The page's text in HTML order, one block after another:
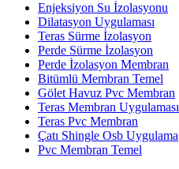
Enjeksiyon Su İzolasyonu
Dilatasyon Uygulaması
Teras Sürme İzolasyon
Perde Sürme İzolasyon
Perde İzolasyon Membran
Bitümlü Membran Temel
Gölet Havuz Pvc Membran
Teras Membran Uygulaması
Teras Pvc Membran
Çatı Shingle Osb Uygulama
Pvc Membran Temel